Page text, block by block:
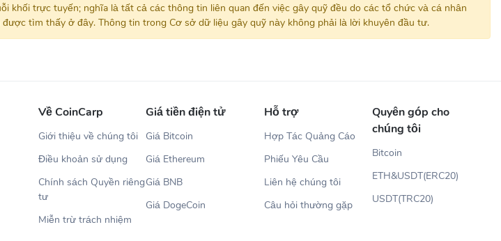
trực tuyến; nghĩa là tất cả các thông tin liên quan đến việc gây quỹ đều do các tổ chức và cá nhân
tìm thấy ở đây. Thông tin trong Cơ sở dữ liệu gây quỹ này không phải là lời khuyên đầu tư.
Về CoinCarp
Giới thiệu về chúng tôi
Điều khoản sử dụng
Chính sách Quyền riêng
tư
Miễn trừ trách nhiệm
Giá tiền điện tử
Giá Bitcoin
Giá Ethereum
Giá BNB
Giá DogeCoin
Hỗ trợ
Hợp Tác Quảng Cáo
Phiếu Yêu Cầu
Liên hệ chúng tôi
Câu hỏi thường gặp
Quyên góp cho
chúng tôi
Bitcoin
ETH&USDT(ERC20)
USDT(TRC20)